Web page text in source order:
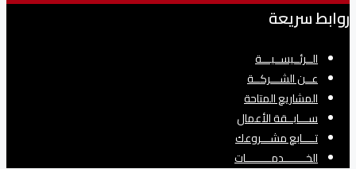
روابط سريعة
الــرئــيســيـــة
عــن الشـــركــة
المشاريع المتاحة
ســـابــقة الأعمال
تــــابع مشـــروعك
الخـــــــدمــــــــات